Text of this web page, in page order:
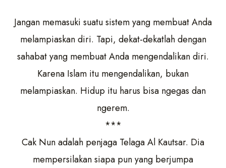
Jangan memasuki suatu sistem yang membuat Anda
melampiaskan diri. Tapi, dekat-dekatlah dengan
sahabat yang membuat Anda mengendalikan diri.
Karena Islam itu mengendalikan, bukan
melampiaskan. Hidup itu harus bisa ngegas dan
ngerem.
***
Cak Nun adalah penjaga Telaga Al Kautsar. Dia
mempersilakan siapa pun yang berjumpa